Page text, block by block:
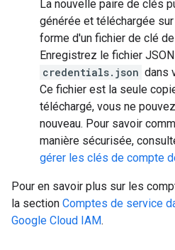
La nouvelle paire de clés
générée et téléchargée
forme d'un fichier de clé
Enregistrez le fichier
credentials.json dans
Ce fichier est la seule
téléchargé, vous ne
nouveau. Pour savoir
manière sécurisée,
gérer les clés de compte
Pour en savoir plus sur les
la section Comptes de service
Google Cloud IAM.